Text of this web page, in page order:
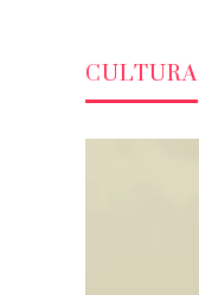
CULTURA